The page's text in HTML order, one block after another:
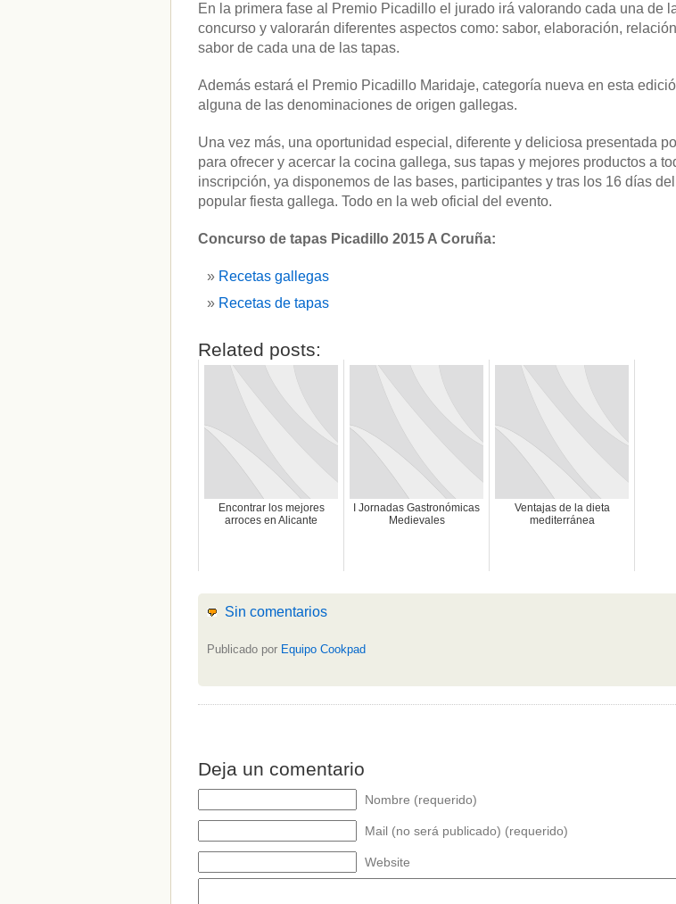
En la primera fase al Premio Picadillo el jurado irá valorando cada una de
concurso y valorarán diferentes aspectos como: sabor, elaboración,
sabor de cada una de las tapas.
Además estará el Premio Picadillo Maridaje, categoría nueva en esta
alguna de las denominaciones de origen gallegas.
Una vez más, una oportunidad especial, diferente y deliciosa presentada
para ofrecer y acercar la cocina gallega, sus tapas y mejores productos a
inscripción, ya disponemos de las bases, participantes y tras los 16 días
popular fiesta gallega. Todo en la web oficial del evento.
Concurso de tapas Picadillo 2015 A Coruña:
Recetas gallegas
Recetas de tapas
Related posts:
Encontrar los mejores
arroces en Alicante
I Jornadas Gastronómicas
Medievales
Ventajas de la dieta
mediterránea
Sin comentarios
Publicado por Equipo Cookpad
Deja un comentario
Nombre (requerido)
Mail (no será publicado) (requerido)
Website